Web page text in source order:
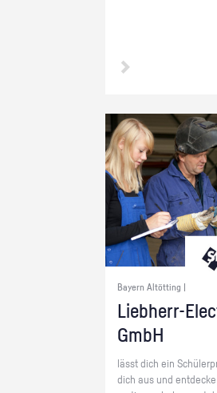
Bayern Altötting |
Lieb­herr-
GmbH
lässt dich ein
dich aus und